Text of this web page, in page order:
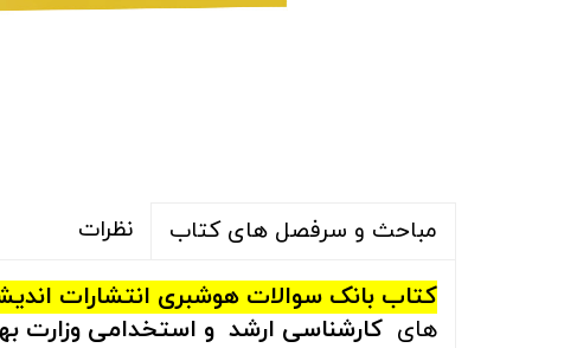
مباحث و سرفصل های کتاب نظرات
کتاب بانک سوالات هوشبری انتشارات
های کارشناسی ارشد و استخدامی وزارت